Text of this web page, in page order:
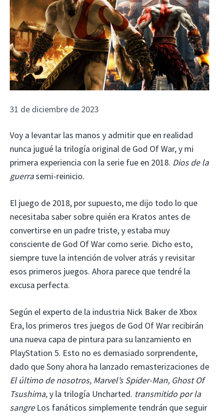
31 de diciembre de 2023
Voy a levantar las manos y admitir que en realidad
nunca jugué la trilogía original de God Of War, y mi
primera experiencia con la serie fue en 2018. Dios de la
guerrasemi-reinicio.
El juego de 2018, por supuesto, me dijo todo lo que
necesitaba saber sobre quién era Kratos antes de
convertirse en un padre triste, y estaba muy
consciente de God Of War como serie. Dicho esto,
siempre tuve la intención de volver atrás y revisitar
esos primeros juegos. Ahora parece que tendré la
excusa perfecta.
Según el experto de la industria Nick Baker de Xbox
Era, los primeros tres juegos de God Of War recibirán
una nueva capa de pintura para su lanzamiento en
PlayStation 5. Esto no es demasiado sorprendente,
dado que Sony ahora ha lanzado remasterizaciones de
El último de nosotros, Marvel’s Spider-Man, Ghost Of
Tsushima,y la trilogía Uncharted. transmitido por la
sangre Los fanáticos simplemente tendrán que seguir